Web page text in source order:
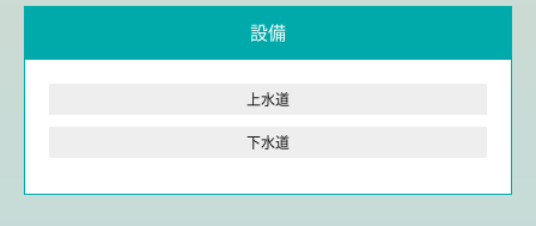
設備
上水道
下水道